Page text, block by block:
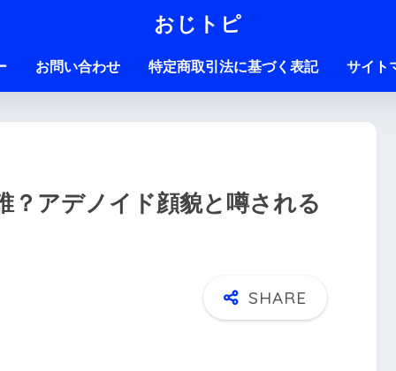
おじトピ
お問い合わせ 特定商取引法に基づく表記 サイト
？アデノイド顔貌と噂される